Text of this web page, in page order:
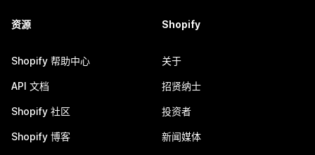
资源
Shopify 帮助中心
API 文档
Shopify 社区
Shopify 博客
Shopify
关于
招贤纳士
投资者
新闻媒体